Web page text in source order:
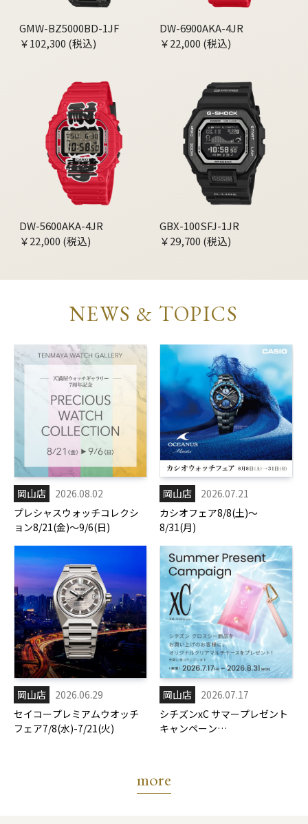
GMW-BZ5000BD-1JF
￥102,300 (税込)
DW-6900AKA-4JR
￥22,000 (税込)
DW-5600AKA-4JR
￥22,000 (税込)
GBX-100SFJ-1JR
￥29,700 (税込)
NEWS & TOPICS
岡山店
2026.08.02
プレシャスウォッチコレクシ
ョン8/21(金)～9/6(日)
岡山店
2026.07.21
カシオフェア8/8(土)～
8/31(月)
岡山店
2026.06.29
セイコープレミアムウオッチ
フェア7/8(水)-7/21(火)
岡山店
2026.07.17
シチズンxC サマープレゼント
キャンペーン
more